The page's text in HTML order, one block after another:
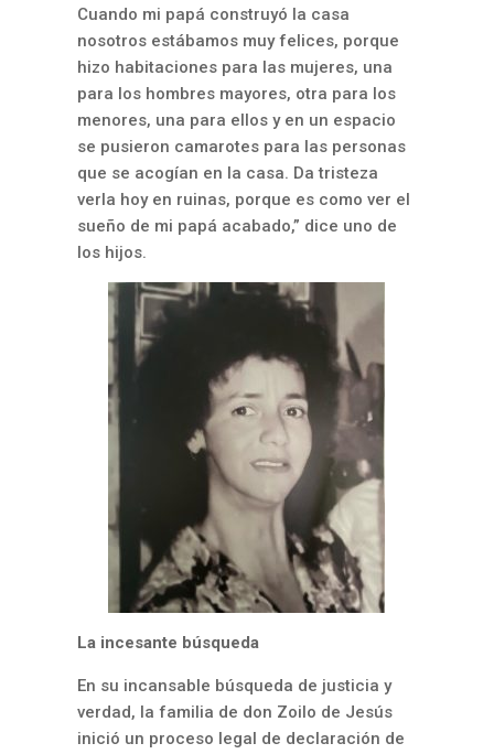
Cuando mi papá construyó la casa
nosotros estábamos muy felices, porque
hizo habitaciones para las mujeres, una
para los hombres mayores, otra para los
menores, una para ellos y en un espacio
se pusieron camarotes para las personas
que se acogían en la casa. Da tristeza
verla hoy en ruinas, porque es como ver el
sueño de mi papá acabado,” dice uno de
los hijos.
La incesante búsqueda
En su incansable búsqueda de justicia y
verdad, la familia de don Zoilo de Jesús
inició un proceso legal de declaración de